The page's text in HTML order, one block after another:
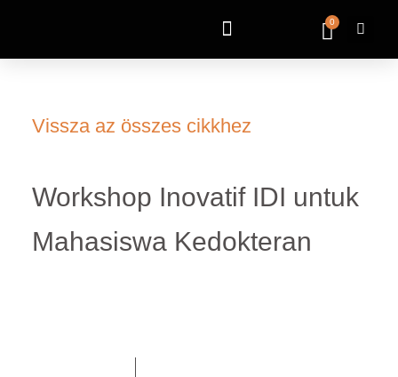
0
Vissza az összes cikkhez
Workshop Inovatif IDI untuk
Mahasiswa Kedokteran